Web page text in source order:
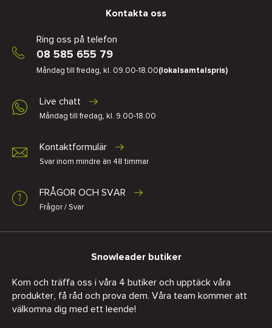
Kontakta oss
Ring oss på telefon
08 585 655 79
Måndag till fredag, kl. 09.00-18.00(lokalsamtalspris)
Live chatt
Måndag till fredag, kl. 9.00-18.00
Kontaktformulär
Svar inom mindre än 48 timmar
FRÅGOR OCH SVAR
Frågor / Svar
Snowleader butiker
Kom och träffa oss i våra 4 butiker och upptäck våra
produkter, få råd och prova dem. Våra team kommer att
välkomna dig med ett leende!